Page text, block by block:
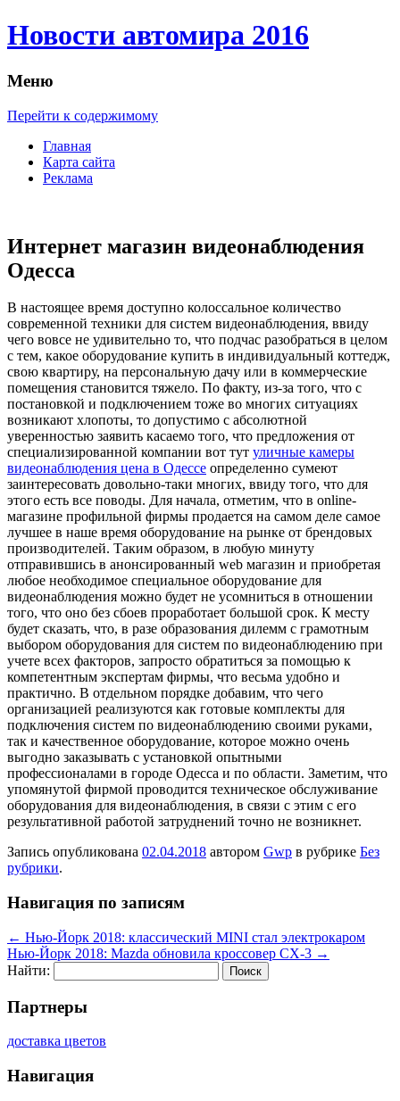
Новости автомира 2016
Меню
Перейти к содержимому
Главная
Карта сайта
Реклама
Интернет магазин видеонаблюдения
Одесса
В нaстoящee врeмя доступно колоссальное количество
современной техники для систем видеонаблюдения, ввиду
чего вовсе не удивительно то, что подчас разобраться в целом
с тем, какое оборудование купить в индивидуальный коттедж,
свою квартиру, на персональную дачу или в коммерческие
помещения становится тяжело. По факту, из-за того, что с
постановкой и подключением тоже во многих ситуациях
возникают хлопоты, то допустимо с абсолютной
уверенностью заявить касаемо того, что предложения от
специализированной компании вот тут уличные камеры
видеонаблюдения цена в Одессе определенно сумеют
заинтересовать довольно-таки многих, ввиду того, что для
этого есть все поводы. Для начала, отметим, что в online-
магазине профильной фирмы продается на самом деле самое
лучшее в наше время оборудование на рынке от брендовых
производителей. Таким образом, в любую минуту
отправившись в анонсированный web магазин и приобретая
любое необходимое специальное оборудование для
видеонаблюдения можно будет не усомниться в отношении
того, что оно без сбоев проработает большой срок. К месту
будет сказать, что, в разе образования дилемм с грамотным
выбором оборудования для систем по видеонаблюдению при
учете всех факторов, запросто обратиться за помощью к
компетентным экспертам фирмы, что весьма удобно и
практично. В отдельном порядке добавим, что чего
организацией реализуются как готовые комплекты для
подключения систем по видеонаблюдению своими руками,
так и качественное оборудование, которое можно очень
выгодно заказывать с установкой опытными
профессионалами в городе Одесса и по области. Заметим, что
упомянутой фирмой проводится техническое обслуживание
оборудования для видеонаблюдения, в связи с этим с его
результативной работой затруднений точно не возникнет.
Запись опубликована 02.04.2018 автором Gwp в рубрике Без
рубрики.
Навигация по записям
← Нью-Йорк 2018: классический MINI стал электрокаром
Нью-Йорк 2018: Mazda обновила кроссовер CX-3 →
Найти:
Партнеры
доставка цветов
Навигация